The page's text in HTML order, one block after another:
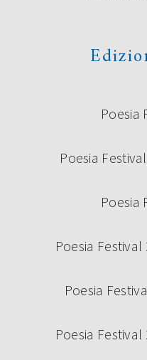
Poesia
Poesia
Poesia
Poesia
Poesia
Poesia